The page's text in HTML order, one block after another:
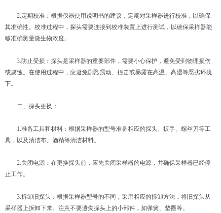
2.定期校准：根据仪器使用说明书的建议，定期对采样器进行校准，以确保
其准确性。校准过程中，探头需要连接到校准装置上进行测试，以确保采样器能
够准确测量微生物浓度。
3.防止受损：探头是采样器的重要部件，需要小心保护，避免受到物理损伤
或腐蚀。在使用过程中，应避免剧烈震动、撞击或暴露在高温、高湿等恶劣环境
下。
二、探头更换：
1.准备工具和材料：根据采样器的型号准备相应的探头、扳手、螺丝刀等工
具，以及清洁布、酒精等清洁材料。
2.关闭电源：在更换探头前，应先关闭采样器的电源，并确保采样器已经停
止工作。
3.拆卸旧探头：根据采样器型号的不同，采用相应的拆卸方法，将旧探头从
采样器上拆卸下来。注意不要遗失探头上的小部件，如弹簧、垫圈等。